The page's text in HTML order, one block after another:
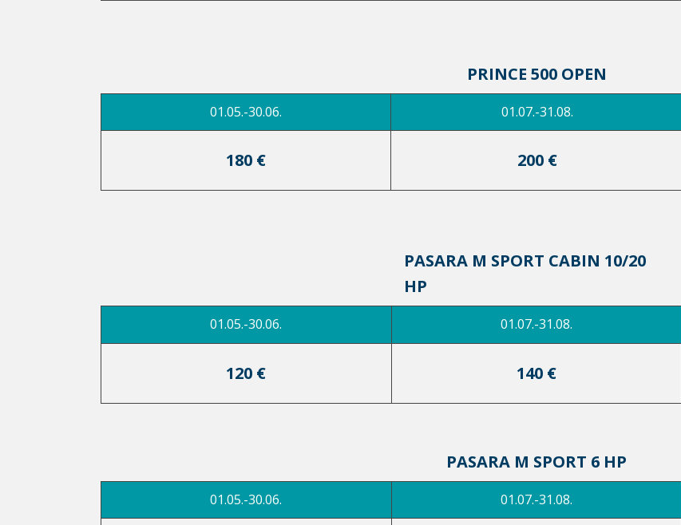
PRINCE 500 OPEN
01.05.-30.06. 01.07.-31.08.
180 € 200 €
PASARA M SPORT CABIN 10/20
HP
01.05.-30.06. 01.07.-31.08.
120 € 140 €
PASARA M SPORT 6 HP
01.05.-30.06. 01.07.-31.08.